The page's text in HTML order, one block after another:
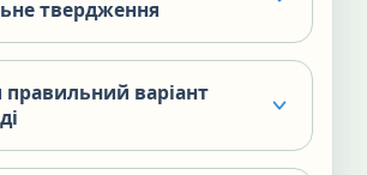
твердження
варіант